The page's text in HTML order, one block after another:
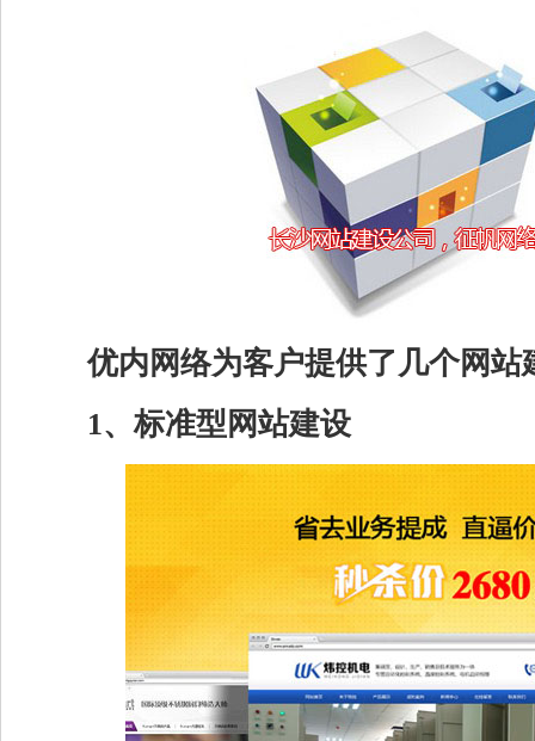
优内网络为客户提供了几个网
1、标准型网站建设